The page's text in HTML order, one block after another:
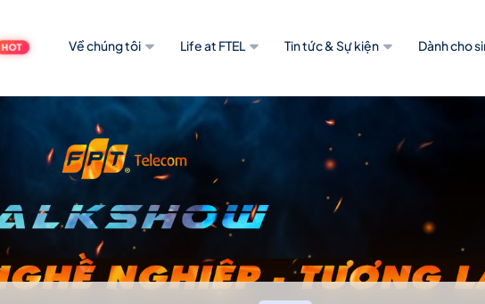
HOT Về chúng tôi Life at FTEL Tin tức & Sự kiện Dành cho